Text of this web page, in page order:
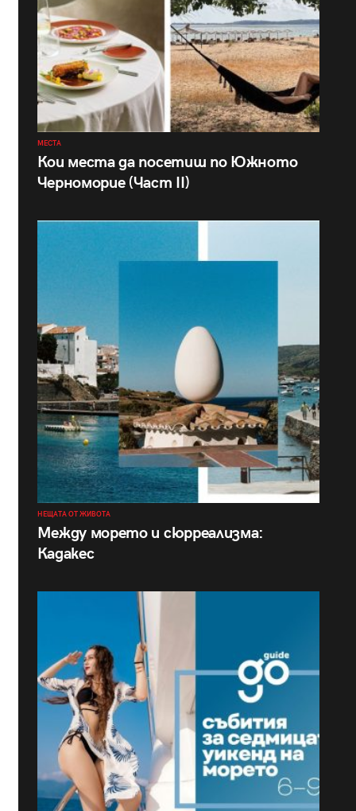
МЕСТА
Кои места да посетиш по Южното
Черноморие (Част II)
НЕЩАТА ОТ ЖИВОТА
Между морето и сюрреализма:
Кадакес